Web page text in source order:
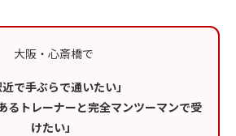
大阪・心斎橋で
近で手ぶらで通いたい」
るトレーナーと完全マンツーマンで受
けたい」